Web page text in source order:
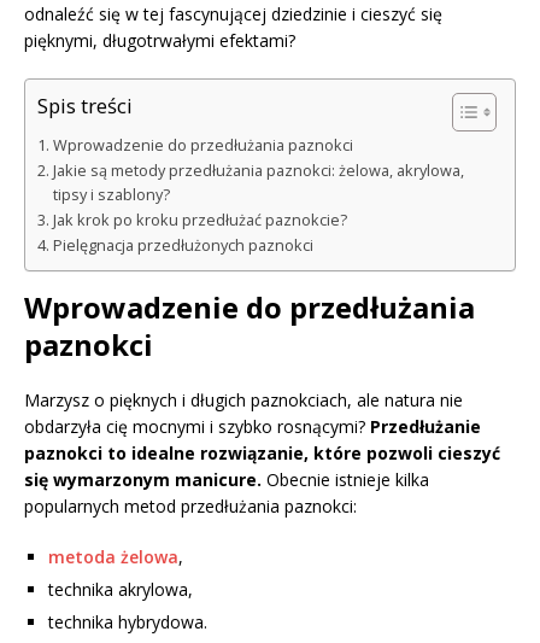
odnaleźć się w tej fascynującej dziedzinie i cieszyć się
pięknymi, długotrwałymi efektami?
Spis treści
Wprowadzenie do przedłużania paznokci
Jakie są metody przedłużania paznokci: żelowa, akrylowa,
tipsy i szablony?
Jak krok po kroku przedłużać paznokcie?
Pielęgnacja przedłużonych paznokci
Wprowadzenie do przedłużania
paznokci
Marzysz o pięknych i długich paznokciach, ale natura nie
obdarzyła cię mocnymi i szybko rosnącymi? Przedłużanie
paznokci to idealne rozwiązanie, które pozwoli cieszyć
się wymarzonym manicure. Obecnie istnieje kilka
popularnych metod przedłużania paznokci:
metoda żelowa,
technika akrylowa,
technika hybrydowa.